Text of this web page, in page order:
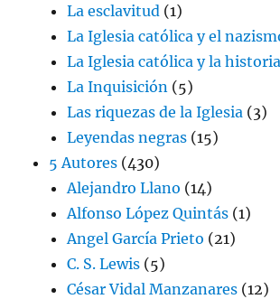
La esclavitud (1)
La Iglesia católica y el
La Iglesia católica y la historia
La Inquisición (5)
Las riquezas de la Iglesia (3)
Leyendas negras (15)
5 Autores (430)
Alejandro Llano (14)
Alfonso López Quintás (1)
Angel García Prieto (21)
C. S. Lewis (5)
César Vidal Manzanares (12)